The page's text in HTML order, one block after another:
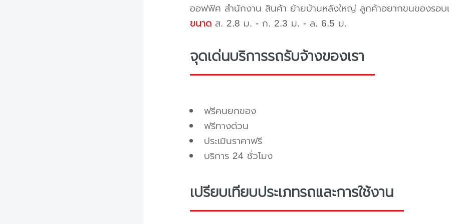
ออฟฟิศ สำนักงาน สินค้า ย้ายบ้านหลังใหญ่ ลูกค้าอยากขนของรอบ
ขนาดส. 2.8 ม. - ก. 2.3 ม. - ล. 6.5 ม.
จุดเด่นบริการรถรับจ้างของเรา
ฟรีคนยกของ
ฟรีทางด่วน
ประเมินราคาฟรี
บริการ 24 ชั่วโมง
เปรียบเทียบประเภทรถและการใช้งาน